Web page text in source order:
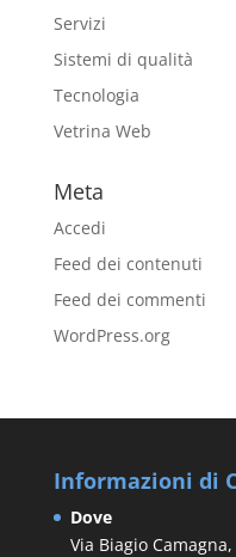
Servizi
Sistemi di qualità
Tecnologia
Vetrina Web
Meta
Accedi
Feed dei contenuti
Feed dei commenti
WordPress.org
Informazioni di
Dove
Via Biagio